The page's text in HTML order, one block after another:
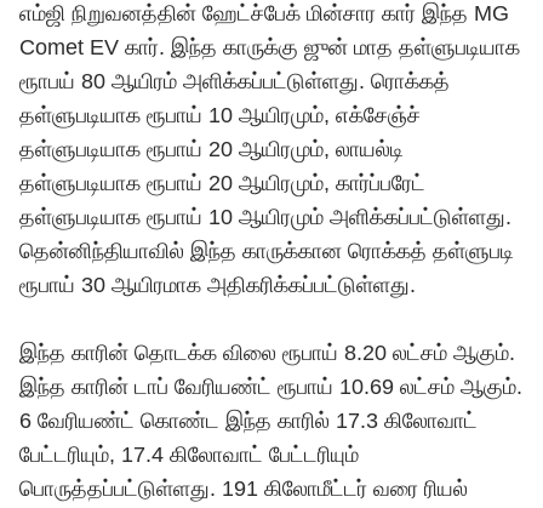
எம்ஜி நிறுவனத்தின் ஹேட்ச்பேக் மின்சார கார் இந்த MG
Comet EV கார். இந்த காருக்கு ஜுன் மாத தள்ளுபடியாக
ரூாபய் 80 ஆயிரம் அளிக்கப்பட்டுள்ளது. ரொக்கத்
தள்ளுபடியாக ரூபாய் 10 ஆயிரமும், எக்சேஞ்ச்
தள்ளுபடியாக ரூபாய் 20 ஆயிரமும், லாயல்டி
தள்ளுபடியாக ரூபாய் 20 ஆயிரமும், கார்ப்பரேட்
தள்ளுபடியாக ரூபாய் 10 ஆயிரமும் அளிக்கப்பட்டுள்ளது.
தென்னிந்தியாவில் இந்த காருக்கான ரொக்கத் தள்ளுபடி
ரூபாய் 30 ஆயிரமாக அதிகரிக்கப்பட்டுள்ளது.
இந்த காரின் தொடக்க விலை ரூபாய் 8.20 லட்சம் ஆகும்.
இந்த காரின் டாப் வேரியண்ட் ரூபாய் 10.69 லட்சம் ஆகும்.
6 வேரியண்ட் கொண்ட இந்த காரில் 17.3 கிலோவாட்
பேட்டரியும், 17.4 கிலோவாட் பேட்டரியும்
பொருத்தப்பட்டுள்ளது. 191 கிலோமீட்டர் வரை ரியல்